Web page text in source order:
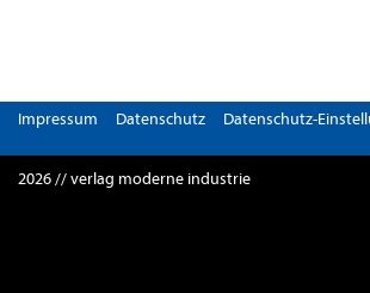
Impressum Datenschutz Datenschutz-
2026 // verlag moderne industrie